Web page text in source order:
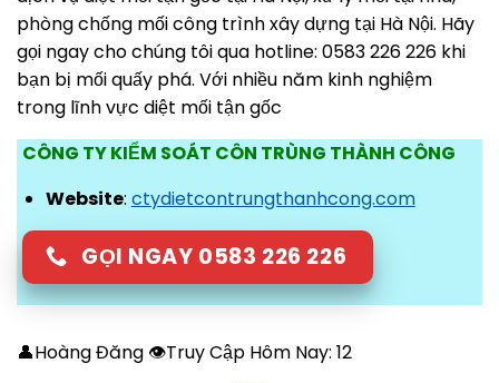
phòng chống mối công trình xây dựng tại Hà Nội. Hãy
gọi ngay cho chúng tôi qua hotline: 0583 226 226 khi
bạn bị mối quấy phá. Với nhiều năm kinh nghiệm
trong lĩnh vực diệt mối tận gốc
CÔNG TY KIỂM SOÁT CÔN TRÙNG THÀNH CÔNG
Website: ctydietcontrungthanhcong.com
GỌI NGAY 0583 226 226
👤Hoàng Đăng 👁Truy Cập Hôm Nay: 12